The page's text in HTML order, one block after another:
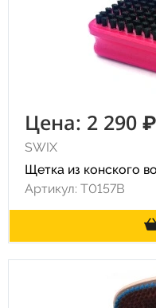
Цена: 2 290 ₽
SWIX
Щетка из конского
Артикул: T0157B